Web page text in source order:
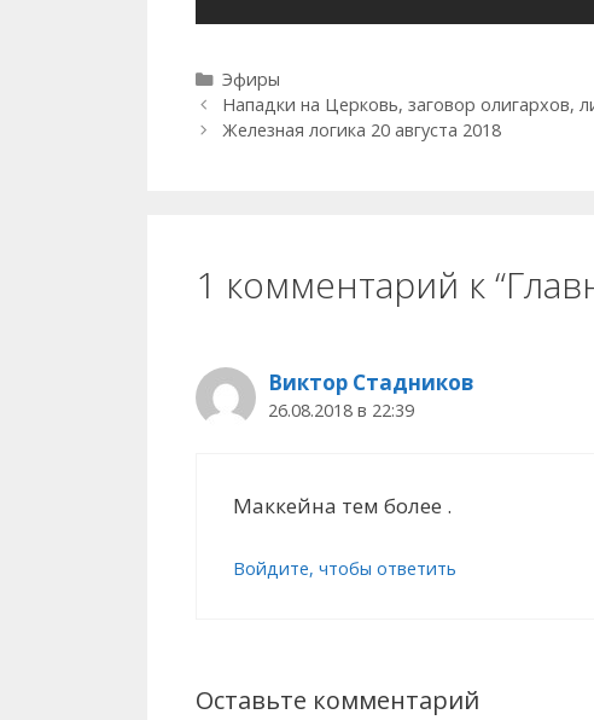
Рубрики
Эфиры
Нападки на Церковь, заговор
Железная логика 20 августа 2018
1 комментарий к
Виктор Стадников
26.08.2018 в 22:39
Маккейна тем более .
Войдите, чтобы ответить
Оставьте комментарий